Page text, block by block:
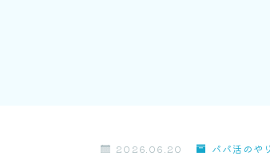
2026.06.20 パパ活のや